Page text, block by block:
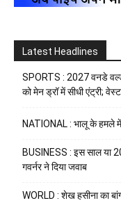
Latest Headlines
SPORTS : 2027 वनडे
को मेन ड्रॉ में सीधी एंट्री;
NATIONAL : भालू के हमले में
BUSINESS : इस साल या
गवर्नर ने दिया जवाब
WORLD : शेख हसीना का